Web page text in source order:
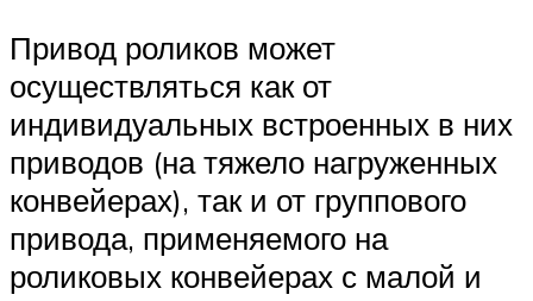
Привод роликов может
осуществляться как от
индивидуальных встроенных в них
приводов (на тяжело нагруженных
конвейерах), так и от группового
привода, применяемого на
роликовых конвейерах с малой и